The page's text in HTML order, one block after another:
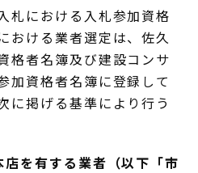
札における入札参加資格
おける業者選定は、佐久
格者名簿及び建設コンサ
加資格者名簿に登録して
に掲げる基準により行う
を有する業者（以下「市